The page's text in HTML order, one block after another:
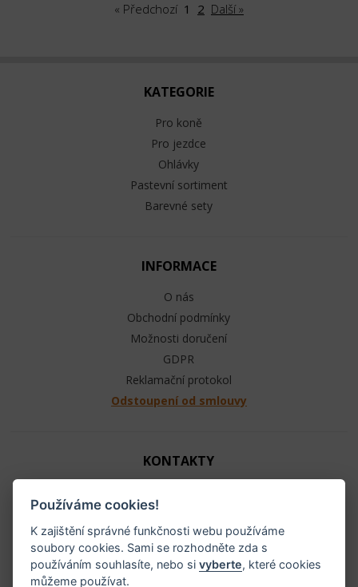
« Předchozí 1 2 Další »
KATEGORIE
Pro koně
Pro jezdce
Ohlávky
Pastevní sortiment
Barevné sety
INFORMACE
O nás
Obchodní podmínky
Možnosti doručení
GDPR
Reklamační protokol
Odstoupení od smlouvy
KONTAKTY
+420 603 104 880
info@raj-ohlavek.cz
IČ: 61655066, DIČ: CZ 740601140
Používáme cookies!
K zajištění správné funkčnosti webu používáme
soubory cookies. Sami se rozhodněte zda s
používáním souhlasíte, nebo sivyberte, které cookies
můžeme používat.